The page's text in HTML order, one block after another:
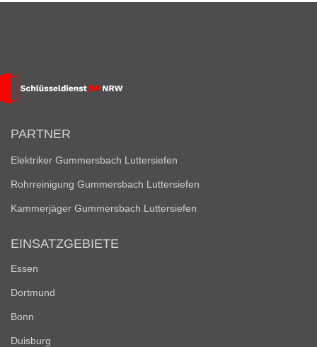
PARTNER
Elektriker Gummersbach Luttersiefen
Rohrreinigung Gummersbach Luttersiefen
Kammerjäger Gummersbach Luttersiefen
EINSATZGEBIETE
Essen
Dortmund
Bonn
Duisburg